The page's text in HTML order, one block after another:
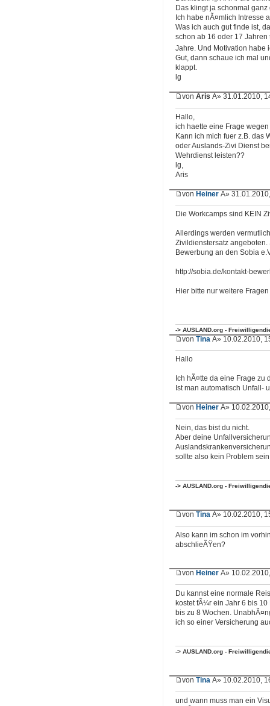
Das klingt ja schonmal ganz
Ich habe nÃ¤mlich Intresse
Was ich auch gut finde ist,
schon ab 16 oder 17
Jahre. Und Motivation habe
Gut, dann schaue ich mal
klappt.
lg
von Aris Â» 31.01.2010,
Hallo,
ich haette eine Frage
Kann ich mich fuer z.B. das
oder Auslands-Zivi Dienst
Wehrdienst leisten??
lg,
Aris
von Heiner Â»
Die Workcamps sind KEIN
Allerdings werden
Zivildienstersatz
Bewerbung an den Sobia
http://sobia.de/kontakt-
Hier bitte nur weitere
-> AUSLAND.org -
von Tina Â» 10.02.2010,
Hallo
Ich hÃ¤tte da eine Frage zu
Ist man automatisch Unfall-
von Heiner Â»
Nein, das bist du nicht.
Aber deine
sollte also kein Problem
-> AUSLAND.org -
von Tina Â» 10.02.2010,
Also kann im schon im
abschlieÃŸen?
von Heiner Â»
Du kannst eine normale
kostet fÃ¼r ein Jahr 6 bis
bis zu 8 Wochen.
ich so einer Versicherung
-> AUSLAND.org -
von Tina Â» 10.02.2010,
und wann muss man ein